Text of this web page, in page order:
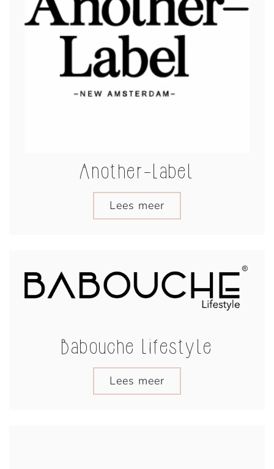
Another-Label
Lees meer
Babouche Lifestyle
Lees meer